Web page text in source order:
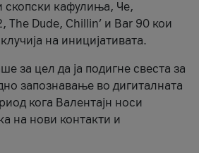
скопски кафулиња, Че,
The Dude, Chillin’ и Bar 90 кои
на иницијативата.
за цел да ја подигне свеста за
запознавање во дигиталната
кога Валентајн носи
на нови контакти и